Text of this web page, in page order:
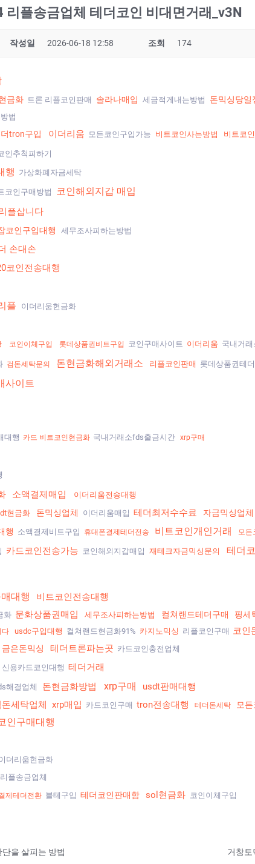
리플송금업체 테더코인 비대면거래_v3N
작성일 2026-06-18 12:58 조회 174
금화 트론 리플코인판매 솔라나매입 세금적게내는방법 돈믹싱당일
법
tron구입 이더리움 모든코인구입가능 비트코인사는방법 비트코
인추척피하기
행 가상화폐자금세탁
코인구매방법
코인해외지갑 매입
플삽니다
코인구입대행 세무조사피하는방법
손대손
코인전송대행
플 이더리움현금화
코인이체구입 롯데상품권비트구입 코인구매사이트 이더리움 국내거
검돈세탁문의 돈현금화해외거래소 리플코인판매 롯데상품권테
사이트
대행 카드 비트코인현금화 국내거래소fds출금시간 xrp구매
소액결제매입
이더리움전송대행
현금화 돈믹싱업체 이더리움매입 테더최저수수료 자금믹싱업체
행 소액결제비트구입 휴대폰결제테더전송 비트코인개인거래 모든
카드코인전송가능 코인해외지갑매입 재테크자금믹싱문의 테더
대행 비트코인전송대행
화 문화상품권매입 세무조사피하는방법 컬쳐랜드테더구매 핑세
다 usdc구입대행 컬쳐랜드현금화91% 카지노믹싱 리플코인구매 코인
금은돈믹싱 테더트론파는곳 카드코인충전업체
신용카드코인대행 테더거래
해결업체 돈현금화방법 xrp구매 usdt판매대행
돈세탁업체 xrp매입 카드코인구매 tron전송대행 테더돈세탁
모
인구매대행
더리움현금화
리플송금업체
제테더전환 블테구입 테더코인판매함 sol현금화 코인이체구입
을 살피는 방법 거창토